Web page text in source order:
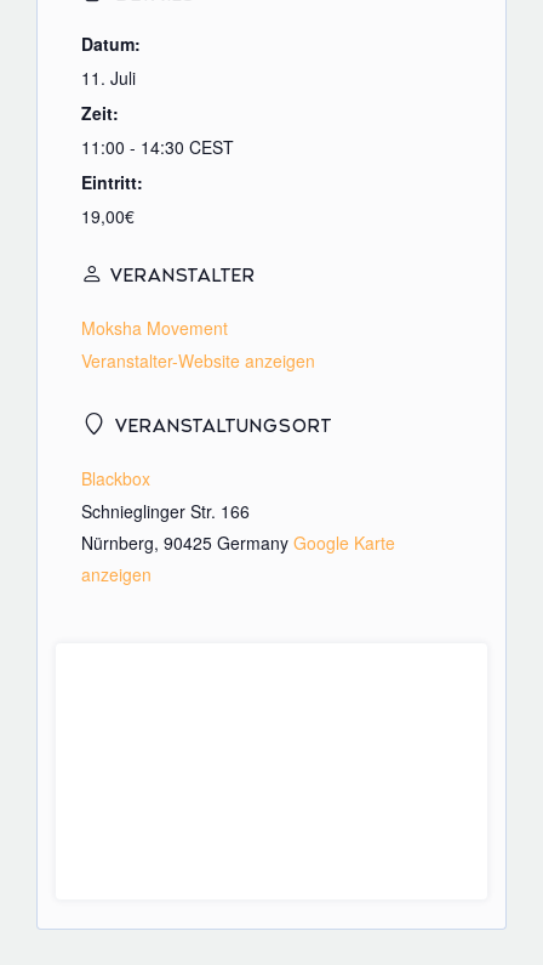
Datum:
11. Juli
Zeit:
11:00 - 14:30 CEST
Eintritt:
19,00€
VERANSTALTUNGSORT
Blackbox
Schnieglinger Str. 166
Nürnberg, 90425 Germany Google Karte
anzeigen
VERANSTALTER
Moksha Movement
Veranstalter-Website anzeigen